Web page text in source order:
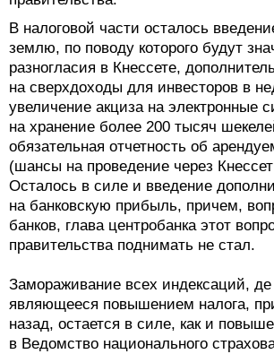
В налоговой части осталось
землю, по поводу которого будут
разногласия в Кнессете,
на сверхдоходы для инвесторов в
увеличение акциза на электронные
на хранение более 200 тысяч
обязательная отчетность об
(шансы на проведение через
Осталось в силе и введение
на банковскую прибыль, причем,
банков, глава центробанка этот
правительства поднимать не стал.
Замораживание всех индексаций,
являющееся повышением налога,
назад, остается в силе, как и
в Ведомство национального